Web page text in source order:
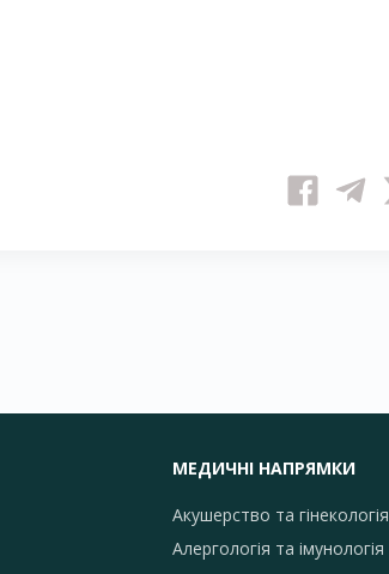
МЕДИЧНІ НАПРЯМКИ
Акушерство та гінекологія
Алергологія та імунологія